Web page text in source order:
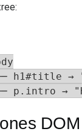
h1#title →
p.intro →